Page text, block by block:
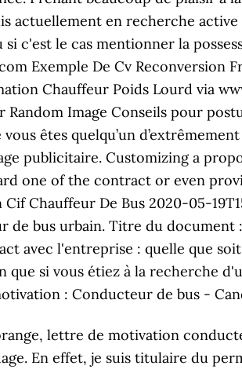
actuellement en recherche
c'est le cas mentionner la
Exemple De Cv Reconversion
Chauffeur Poids Lourd via
Image Conseils pour
êtes quelqu’un
publicitaire. Customizing a
one of the contract or even
Chauffeur De Bus 2020-05-
de bus urbain. Titre du
avec l'entreprise : quelle que
si vous étiez à la recherche
: Conducteur de bus -
lettre de motivation
En effet, je suis titulaire du